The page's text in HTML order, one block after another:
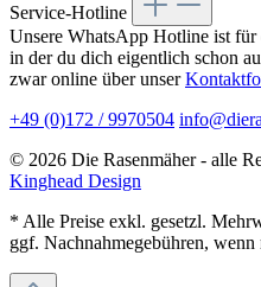
Service-Hotline
Unsere WhatsApp Hotline ist
in der du dich eigentlich schon
zwar online über unser
+49 (0)172 / 9970504
© 2026 Die Rasenmäher - alle
Kinghead Design
* Alle Preise exkl. gesetzl.
ggf. Nachnahmegebühren, wenn